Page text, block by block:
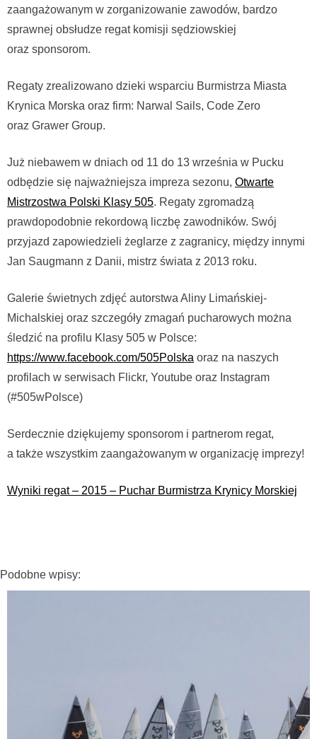
zaangażowanym w zorganizowanie zawodów, bardzo
sprawnej obsłudze regat komisji sędziowskiej
oraz sponsorom.
Regaty zrealizowano dzieki wsparciu Burmistrza Miasta
Krynica Morska oraz firm: Narwal Sails, Code Zero
oraz Grawer Group.
Już niebawem w dniach od 11 do 13 września w Pucku
odbędzie się najważniejsza impreza sezonu, Otwarte
Mistrzostwa Polski Klasy 505. Regaty zgromadzą
prawdopodobnie rekordową liczbę zawodników. Swój
przyjazd zapowiedzieli żeglarze z zagranicy, między innymi
Jan Saugmann z Danii, mistrz świata z 2013 roku.
Galerie świetnych zdjęć autorstwa Aliny Limańskiej-
Michalskiej oraz szczegóły zmagań pucharowych można
śledzić na profilu Klasy 505 w Polsce:
https://www.facebook.com/505Polska oraz na naszych
profilach w serwisach Flickr, Youtube oraz Instagram
(#505wPolsce)
Serdecznie dziękujemy sponsorom i partnerom regat,
a także wszystkim zaangażowanym w organizację imprezy!
Wyniki regat – 2015 – Puchar Burmistrza Krynicy Morskiej
Podobne wpisy: